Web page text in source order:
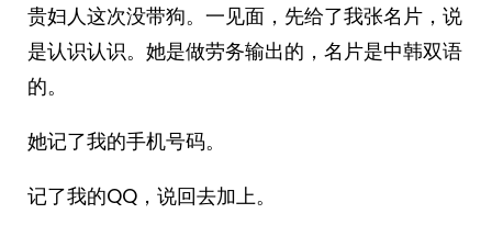
贵妇人这次没带狗。一见面，先给了我张名片，说
是认识认识。她是做劳务输出的，名片是中韩双语
的。
她记了我的手机号码。
记了我的QQ，说回去加上。